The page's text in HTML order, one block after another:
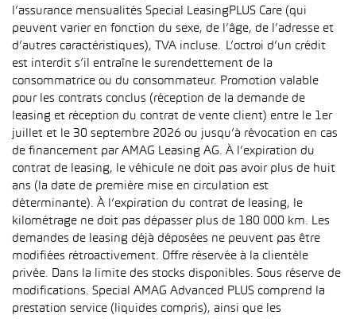
l’assurance mensualités Special LeasingPLUS Care (qui
peuvent varier en fonction du sexe, de l’âge, de l’adresse et
d’autres caractéristiques), TVA incluse. L’octroi d’un crédit
est interdit s’il entraîne le surendettement de la
consommatrice ou du consommateur. Promotion valable
pour les contrats conclus (réception de la demande de
leasing et réception du contrat de vente client) entre le 1er
juillet et le 30 septembre 2026 ou jusqu’à révocation en cas
de financement par AMAG Leasing AG. À l’expiration du
contrat de leasing, le véhicule ne doit pas avoir plus de huit
ans (la date de première mise en circulation est
déterminante). À l’expiration du contrat de leasing, le
kilométrage ne doit pas dépasser plus de 180 000 km. Les
demandes de leasing déjà déposées ne peuvent pas être
modifiées rétroactivement. Offre réservée à la clientèle
privée. Dans la limite des stocks disponibles. Sous réserve de
modifications. Special AMAG Advanced PLUS comprend la
prestation service (liquides compris), ainsi que les